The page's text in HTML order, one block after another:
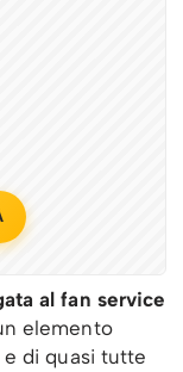
al fan service
elemento
di quasi tutte